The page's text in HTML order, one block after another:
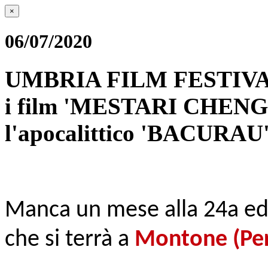
×
06/07/2020
UMBRIA FILM
i film 'MESTARI
l'apocalittico
Manca un mese alla 24a
che si terrà a Montone